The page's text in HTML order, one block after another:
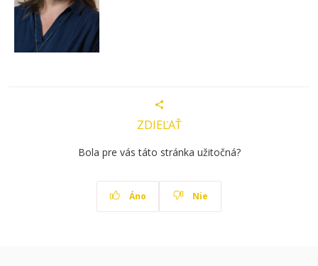
ZDIEĽAŤ
Bola pre vás táto stránka užitočná?
Áno Nie